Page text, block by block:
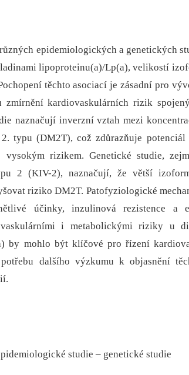
epidemiologických a genetických
lipoproteinu(a)/Lp(a), velikostí
těchto asociací je zásadní pro
kardiovaskulárních rizik
naznačují inverzní vztah mezi
typu (DM2T), což zdůrazňuje
rizikem. Genetické studie,
2 (KIV-2), naznačují, že větší
riziko DM2T. Patofyziologické
účinky, inzulinová rezistence a
i metabolickými riziky u
by mohlo být klíčové pro řízení
dalšího výzkumu k objasnění
studie – genetické studie